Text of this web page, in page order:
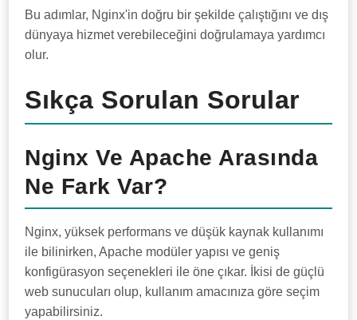
Bu adımlar, Nginx'in doğru bir şekilde çalıştığını ve dış
dünyaya hizmet verebileceğini doğrulamaya yardımcı
olur.
Sıkça Sorulan Sorular
Nginx Ve Apache Arasında
Ne Fark Var?
Nginx, yüksek performans ve düşük kaynak kullanımı
ile bilinirken, Apache modüler yapısı ve geniş
konfigürasyon seçenekleri ile öne çıkar. İkisi de güçlü
web sunucuları olup, kullanım amacınıza göre seçim
yapabilirsiniz.